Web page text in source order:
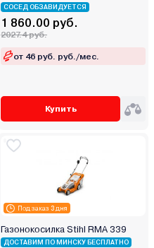
СОСЕД ОБЗАВИДУЕТСЯ
1 860.00 руб.
2027.4 руб.
от 46 руб. руб./мес.
Купить
Под заказ 3 дня
Газонокосилка Stihl RMA 339
ДОСТАВИМ ПО МИНСКУ БЕСПЛАТНО